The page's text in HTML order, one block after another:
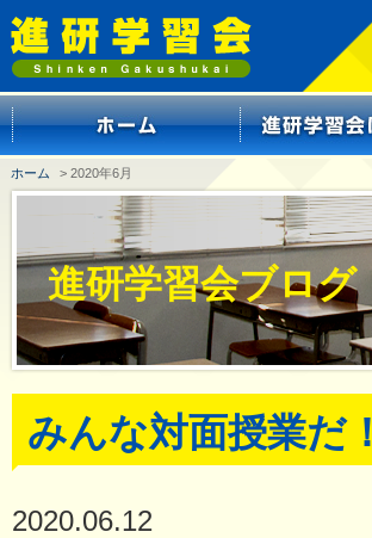
ホーム > 2020年6月
進研学習会ブログ
みんな対面授業だ！
2020.06.12